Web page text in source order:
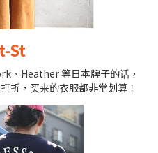
St
、Heather 等日本牌子的话，
折，买来的衣服都非常划算！